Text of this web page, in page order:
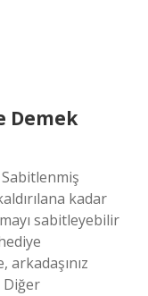
Demek
kadar
sabitleyebilir
Diğer